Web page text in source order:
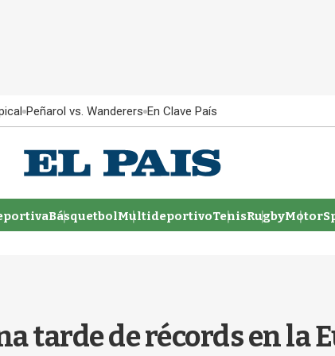
Peñarol vs. Wanderers En Clave País
BásquetbolMultideportivoTenisRugby
tarde de récords en la